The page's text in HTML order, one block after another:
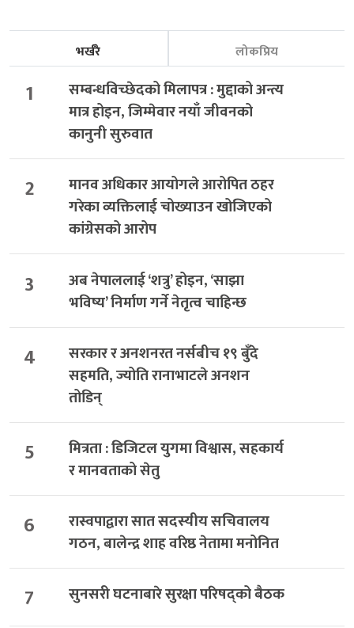
भर्खरै लोकप्रिय
1
सम्बन्धविच्छेदको मिलापत्र : मुद्दाको अन्त्य
मात्र होइन, जिम्मेवार नयाँ जीवनको
कानुनी सुरुवात
2
मानव अधिकार आयोगले आरोपित ठहर
गरेका व्यक्तिलाई चोख्याउन खोजिएको
कांग्रेसको आरोप
3
अब नेपाललाई ‘शत्रु’ होइन, ‘साझा
भविष्य’ निर्माण गर्ने नेतृत्व चाहिन्छ
4
सरकार र अनशनरत नर्सबीच १९ बुँदे
सहमति, ज्योति रानाभाटले अनशन
तोडिन्
5
मित्रता : डिजिटल युगमा विश्वास, सहकार्य
र मानवताको सेतु
6
रास्वपाद्वारा सात सदस्यीय सचिवालय
गठन, बालेन्द्र शाह वरिष्ठ नेतामा मनोनित
7 सुनसरी घटनाबारे सुरक्षा परिषद्को बैठक